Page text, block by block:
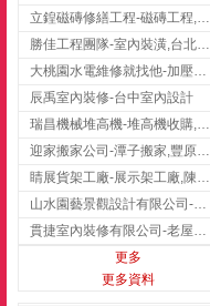
立鍠磁磚修繕工程-磁磚工程,磁磚修補,新竹磁磚工程
勝佳工程團隊-室內裝潢,台北房屋裝修,三重室內裝修
大桃園水電維修就找他-加壓馬達,抽水馬達,桃園水電行,中壢水電
辰禹室內裝修-台中室內設計
瑞昌機械堆高機-堆高機收購,新北市堆高機,桃園堆高機
迎家搬家公司-潭子搬家,豐原搬家,大雅搬家,大甲搬家,台中推薦搬家,台中搬家
睛展貨架工廠-展示架工廠,陳列架,台中展示架工廠
山水園藝景觀設計有限公司-景觀工程,景觀設計,新竹園藝工程,新竹景觀設計
貫捷室內裝修有限公司-老屋翻新工程,台中老屋翻新工程,台中舊屋翻新
更多
更多資料